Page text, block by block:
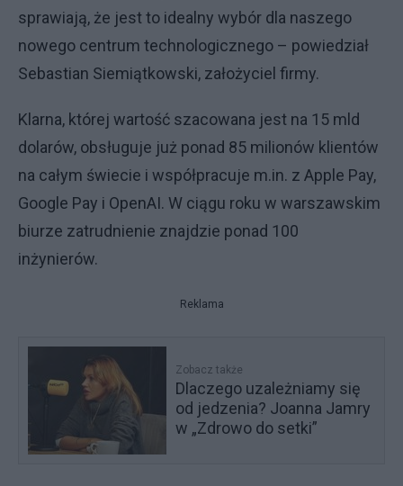
sprawiają, że jest to idealny wybór dla naszego
nowego centrum technologicznego – powiedział
Sebastian Siemiątkowski, założyciel firmy.
Klarna, której wartość szacowana jest na 15 mld
dolarów, obsługuje już ponad 85 milionów klientów
na całym świecie i współpracuje m.in. z Apple Pay,
Google Pay i OpenAI. W ciągu roku w warszawskim
biurze zatrudnienie znajdzie ponad 100
inżynierów.
Reklama
Zobacz także
Dlaczego uzależniamy się
od jedzenia? Joanna Jamry
w „Zdrowo do setki”